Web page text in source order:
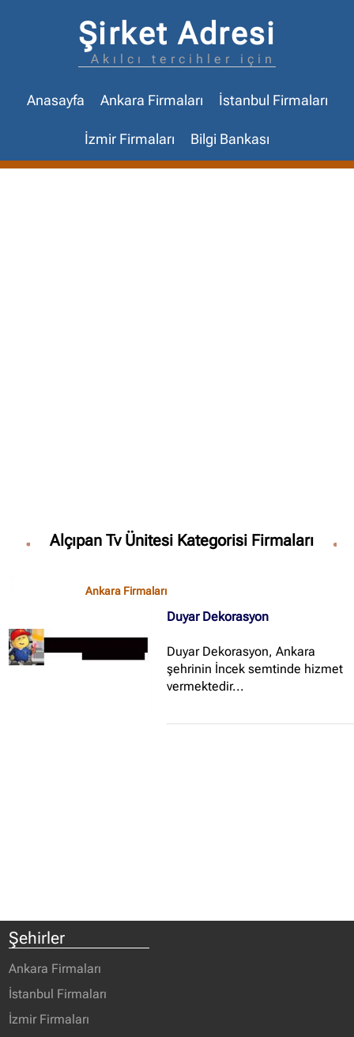
Şirket Adresi
Akılcı tercihler için
Anasayfa Ankara Firmaları İstanbul Firmaları
İzmir Firmaları Bilgi Bankası
Alçıpan Tv Ünitesi Kategorisi Firmaları
Ankara Firmaları
Duyar Dekorasyon
Duyar Dekorasyon, Ankara
şehrinin İncek semtinde hizmet
vermektedir...
Şehirler
Ankara Firmaları
İstanbul Firmaları
İzmir Firmaları
Ankara Firmaları
İstanbul Firmaları(388)